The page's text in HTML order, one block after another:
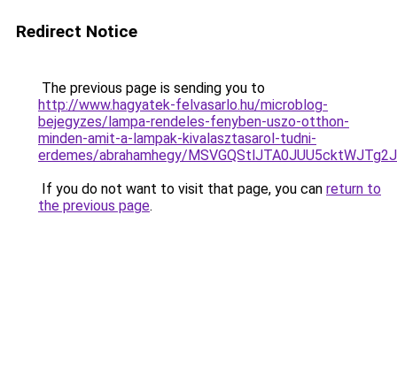
Redirect Notice
The previous page is sending you to
http://www.hagyatek-felvasarlo.hu/microblog-
bejegyzes/lampa-rendeles-fenyben-uszo-otthon-
minden-amit-a-lampak-kivalasztasarol-tudni-
erdemes/abrahamhegy/
If you do not want to visit that page, you can return to
the previous page.